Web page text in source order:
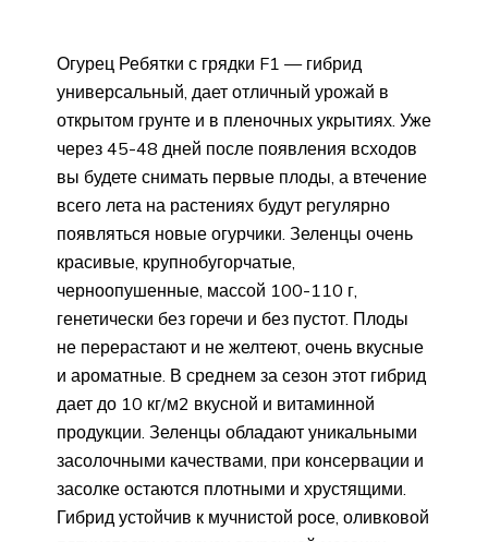
Огурец Ребятки с грядки F1 — гибрид
универсальный, дает отличный урожай в
открытом грунте и в пленочных укрытиях. Уже
через 45-48 дней после появления всходов
вы будете снимать первые плоды, а втечение
всего лета на растениях будут регулярно
появляться новые огурчики. Зеленцы очень
красивые, крупнобугорчатые,
черноопушенные, массой 100-110 г,
генетически без горечи и без пустот. Плоды
не перерастают и не желтеют, очень вкусные
и ароматные. В среднем за сезон этот гибрид
дает до 10 кг/м2 вкусной и витаминной
продукции. Зеленцы обладают уникальными
засолочными качествами, при консервации и
засолке остаются плотными и хрустящими.
Гибрид устойчив к мучнистой росе, оливковой